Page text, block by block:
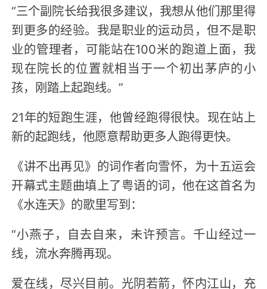
“三个副院长给我很多建议，我想从他们那里得
到更多的经验。我是职业的运动员，但不是职
业的管理者，可能站在100米的跑道上面，我
现在院长的位置就相当于一个初出茅庐的小
孩，刚踏上起跑线。”
21年的短跑生涯，他曾经跑得很快。现在站上
新的起跑线，他愿意帮助更多人跑得更快。
《讲不出再见》的词作者向雪怀，为十五运会
开幕式主题曲填上了粤语的词，他在这首名为
《水连天》的歌里写到：
“小燕子，自去自来，未许预言。千山经过一
线，流水奔腾再现。
爱在线，尽兴目前。光阴若箭，怀内江山，充